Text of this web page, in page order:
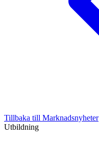
Tillbaka till Marknadsnyheter
Utbildning